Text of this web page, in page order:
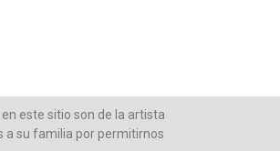
este sitio son de la artista
a su familia por permitirnos